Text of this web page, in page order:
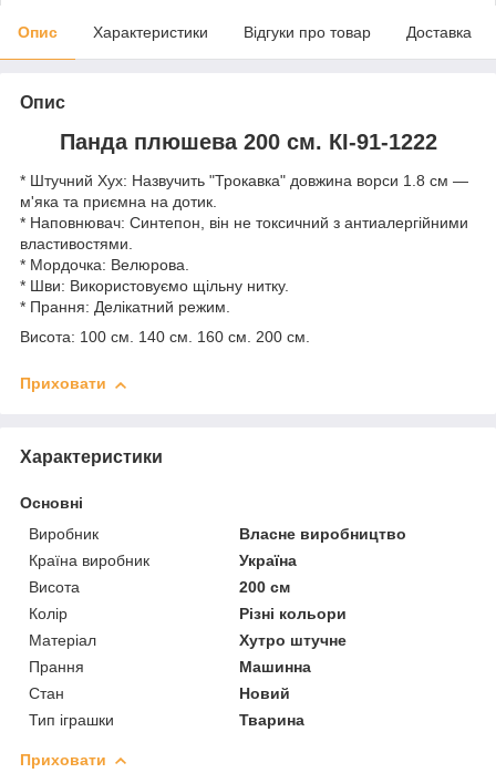
Опис Характеристики Відгуки про товар Доставка
Опис
Панда плюшева 200 см. КІ-91-1222
* Штучний Хух: Назвучить "Трокавка" довжина ворси 1.8 см —
м'яка та приємна на дотик.
* Наповнювач: Синтепон, він не токсичний з антиалергійними
властивостями.
* Мордочка: Велюрова.
* Шви: Використовуємо щільну нитку.
* Прання: Делікатний режим.
Висота: 100 см. 140 см. 160 см. 200 см.
Приховати
Характеристики
Основні
Виробник
Власне виробництво
Країна виробник
Україна
Висота
200 см
Колір
Різні кольори
Матеріал
Хутро штучне
Прання
Машинна
Стан
Новий
Тип іграшки
Тварина
Приховати